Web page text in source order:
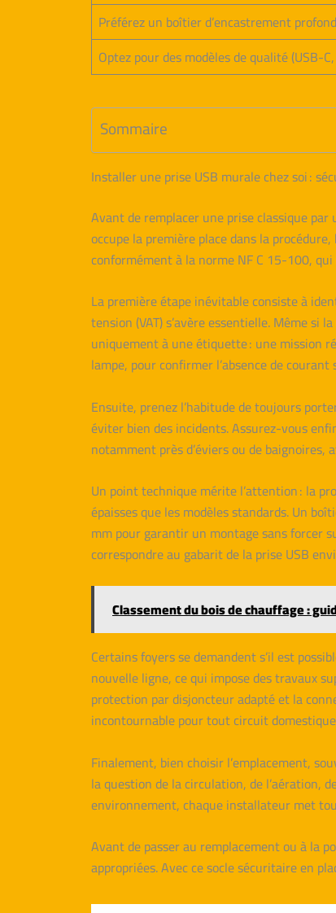
Préférez un boîtier d’encastrement
Optez pour des modèles de qualité
Sommaire
Installer une prise USB murale chez soi :
Avant de remplacer une prise classique
occupe la première place dans la
conformément à la norme NF C 15-100,
La première étape inévitable consiste à
tension (VAT) s’avère essentielle. Même
uniquement à une étiquette : une mission
lampe, pour confirmer l’absence de
Ensuite, prenez l’habitude de toujours
éviter bien des incidents. Assurez-vous
notamment près d’éviers ou de baignoires,
Un point technique mérite l’attention : la
épaisses que les modèles standards. Un
mm pour garantir un montage sans forcer
correspondre au gabarit de la prise USB
Classement du bois de chauffage :
Certains foyers se demandent s’il est
nouvelle ligne, ce qui impose des travaux
protection par disjoncteur adapté et la
incontournable pour tout circuit
Finalement, bien choisir l’emplacement,
la question de la circulation, de l’aération,
environnement, chaque installateur met
Avant de passer au remplacement ou à la
appropriées. Avec ce socle sécuritaire en